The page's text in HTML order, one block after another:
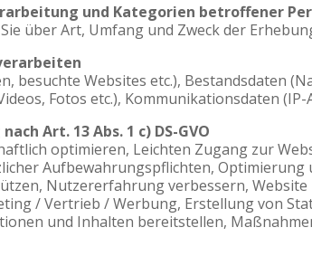
und Kategorien betroffener
über Art, Umfang und Zweck der
besuchte Websites etc.), Bestandsdaten
Fotos etc.), Kommunikationsdaten (IP-
Art. 13 Abs. 1 c) DS-GVO
optimieren, Leichten Zugang zur
Aufbewahrungspflichten,
Nutzererfahrung verbessern,
/ Vertrieb / Werbung, Erstellung von
und Inhalten bereitstellen,